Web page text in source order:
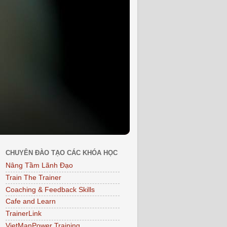
CHUYÊN ĐÀO TẠO CÁC KHÓA HỌC
Nâng Tầm Lãnh Đạo
Train The Trainer
Coaching & Feedback Skills
Cafe and Learn
TrainerLink